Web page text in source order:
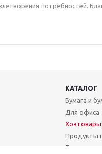
потребностей.
КАТАЛОГ
Бумага и
Для офиса
Хозтовары
Продукты
Техника и